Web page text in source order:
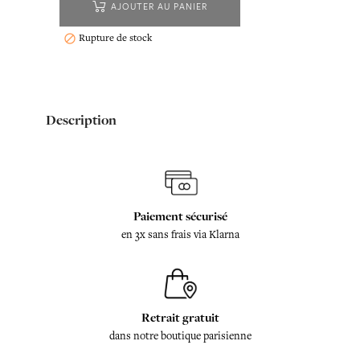
AJOUTER AU PANIER
 Rupture de stock
Description
Paiement sécurisé
en 3x sans frais via Klarna
Retrait gratuit
dans notre boutique parisienne